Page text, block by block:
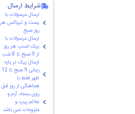
شرایط ارسال
ارسال مرسولات با
پست و تیپاکس هر
روز صبح
ارسال مرسولات با
پیک اسنپ هر روز
از 9 صبح تا 8 شب
ارسال پیک در بازه
زمانی 9 صبح تا 12
ظهر فقط با
هماهنگی از روز قبل
روی بسته، آرم و
علائم پیپ و
ملزومات نمی باشد